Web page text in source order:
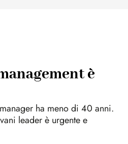
è
ha meno di 40 anni.
leader è urgente e